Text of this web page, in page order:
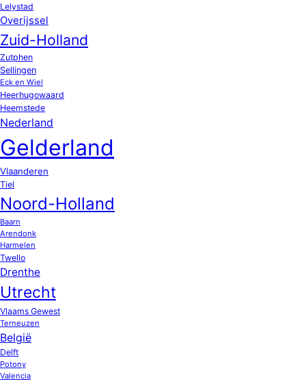
Lelystad
Overijssel
Zuid-Holland
Zutphen
Sellingen
Eck en Wiel
Heerhugowaard
Heemstede
Nederland
Gelderland
Vlaanderen
Tiel
Noord-Holland
Baarn
Arendonk
Harmelen
Twello
Drenthe
Utrecht
Vlaams Gewest
Terneuzen
België
Delft
Potony
Valencia